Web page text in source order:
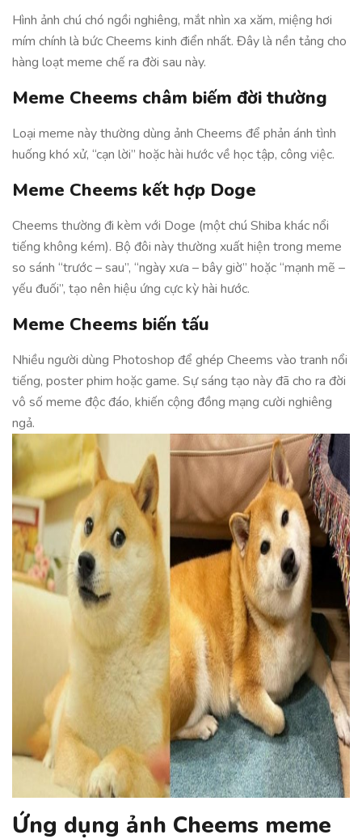
Hình ảnh chú chó ngồi nghiêng, mắt nhìn xa xăm, miệng hơi
mím chính là bức Cheems kinh điển nhất. Đây là nền tảng cho
hàng loạt meme chế ra đời sau này.
Meme Cheems châm biếm đời thường
Loại meme này thường dùng ảnh Cheems để phản ánh tình
huống khó xử, “cạn lời” hoặc hài hước về học tập, công việc.
Meme Cheems kết hợp Doge
Cheems thường đi kèm với Doge (một chú Shiba khác nổi
tiếng không kém). Bộ đôi này thường xuất hiện trong meme
so sánh “trước – sau”, “ngày xưa – bây giờ” hoặc “mạnh mẽ –
yếu đuối”, tạo nên hiệu ứng cực kỳ hài hước.
Meme Cheems biến tấu
Nhiều người dùng Photoshop để ghép Cheems vào tranh nổi
tiếng, poster phim hoặc game. Sự sáng tạo này đã cho ra đời
vô số meme độc đáo, khiến cộng đồng mạng cười nghiêng
ngả.
Ứng dụng ảnh Cheems meme